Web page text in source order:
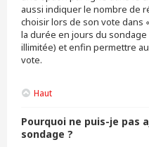
aussi indiquer le nombre de
choisir lors de son vote dans
la durée en jours du
illimitée) et enfin permettre
vote.
Haut
Pourquoi ne puis-je pas
sondage ?